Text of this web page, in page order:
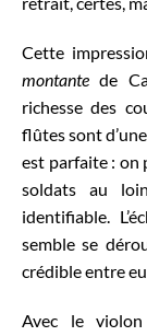
Cette
montante de
richesse des
flûtes sont
est parfaite : on
soldats au
identifiable.
semble se
crédible entre
Avec le